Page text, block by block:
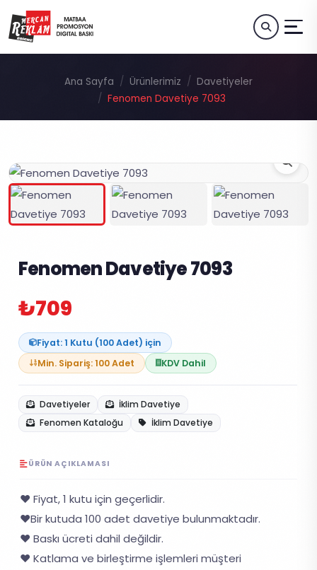
Ana Sayfa Ürünlerimiz
Davetiyeler
Fenomen Davetiye 7093
Fenomen Davetiye 7093
₺709
Fiyat: 1 Kutu (100 Adet) için
Min. Sipariş: 100 Adet
KDV Dahil
Davetiyeler
İklim Davetiye
Fenomen Kataloğu
İklim Davetiye
ÜRÜN AÇIKLAMASI
❤️ Fiyat, 1 kutu için geçerlidir.
❤️Bir kutuda 100 adet davetiye bulunmaktadır.
❤️ Baskı ücreti dahil değildir.
❤️ Katlama ve birleştirme işlemleri müşteri